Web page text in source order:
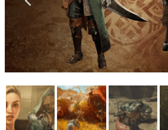
カテゴリ
特集記事
マンガ
女性向け
アプリレビュー